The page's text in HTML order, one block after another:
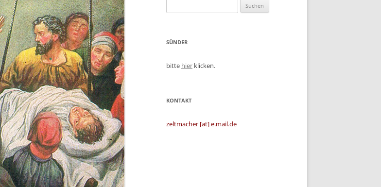
nach:
SÜNDER
bitte hier klicken.
KONTAKT
zeltmacher [at] e.mail.de